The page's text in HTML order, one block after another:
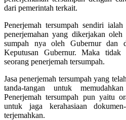
dari pemerintah terkait.
Penerjemah tersumpah sendiri
penerjemahan yang dikerjakan
sumpah nya oleh Gubernur dan
Keputusan Gubernur. Maka tidak
seorang penerjemah tersumpah.
Jasa penerjemah tersumpah yang
tanda-tangan untuk
Penerjemah tersumpah pun yaitu
untuk jaga kerahasiaan
terjemahkan.